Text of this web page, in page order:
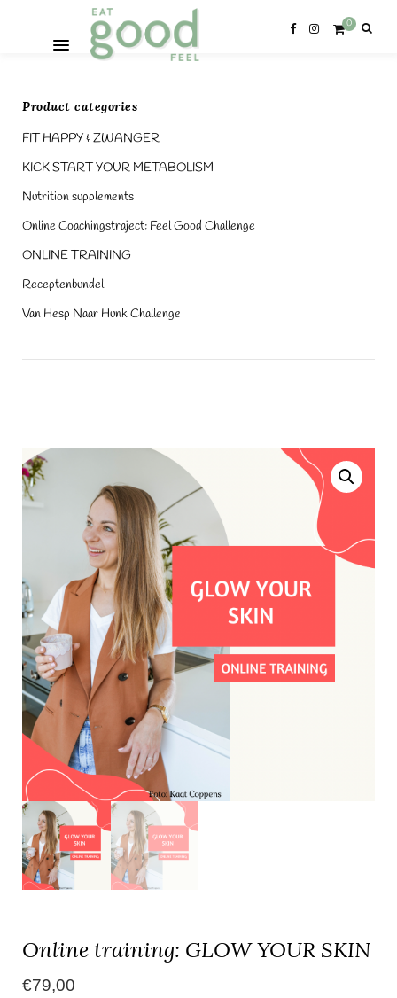
0
Product categories
FIT HAPPY & ZWANGER
KICK START YOUR METABOLISM
Nutrition supplements
Online Coachingstraject: Feel Good Challenge
ONLINE TRAINING
Receptenbundel
Van Hesp Naar Hunk Challenge
Online training: GLOW YOUR SKIN
€79,00